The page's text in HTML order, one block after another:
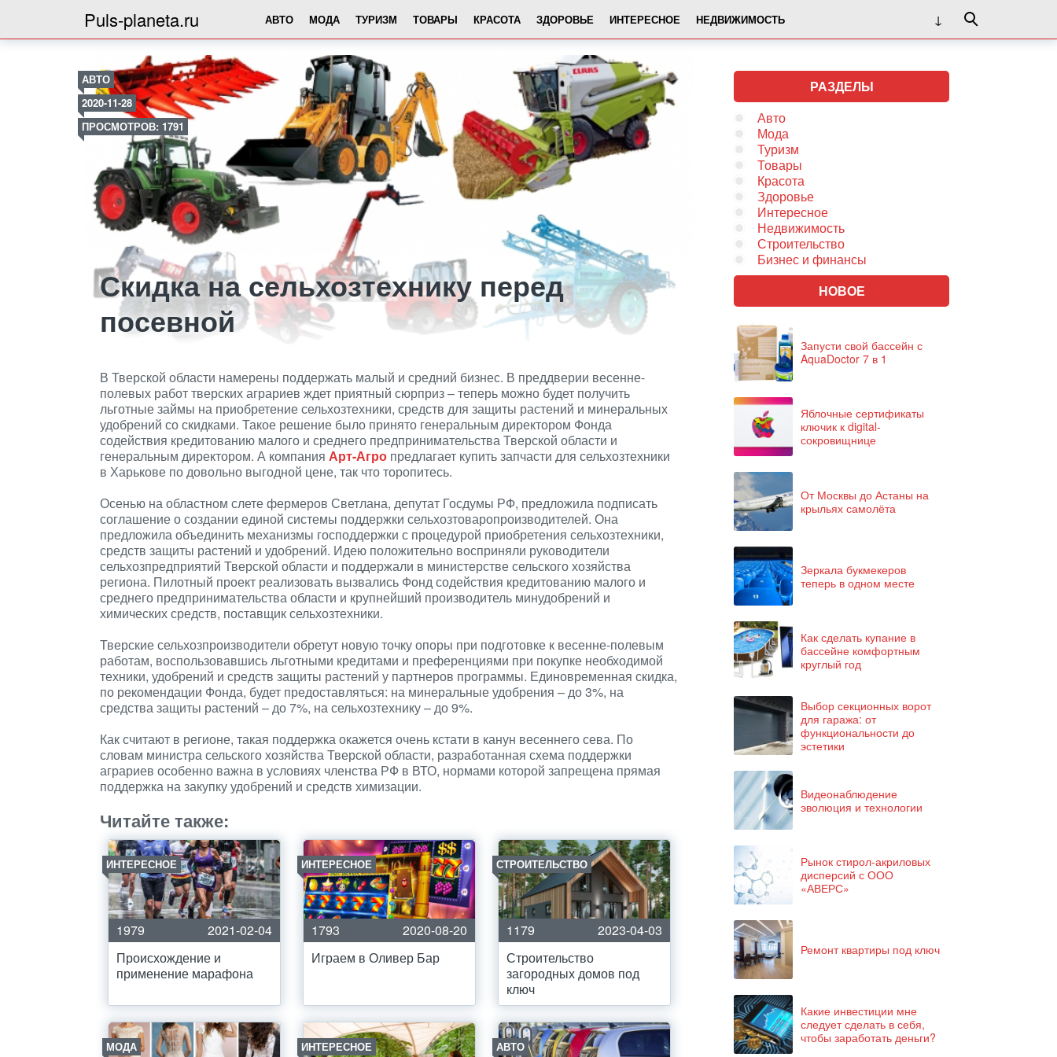
Puls-planeta.ru АВТО МОДА ТУРИЗМ ТОВАРЫ КРАСОТА ЗДОРОВЬЕ ИНТЕРЕСНОЕ НЕДВИЖИМОСТЬ
АВТО
2020-11-28
ПРОСМОТРОВ: 1791
Скидка на сельхозтехнику перед
посевной
В Тверской области намерены поддержать малый и средний бизнес. В преддверии весенне-
полевых работ тверских аграриев ждет приятный сюрприз – теперь можно будет получить
льготные займы на приобретение сельхозтехники, средств для защиты растений и минеральных
удобрений со скидками. Такое решение было принято генеральным директором Фонда
содействия кредитованию малого и среднего предпринимательства Тверской области и
генеральным директором. А компания Арт-Агро предлагает купить запчасти для сельхозтехники
в Харькове по довольно выгодной цене, так что торопитесь.
Осенью на областном слете фермеров Светлана, депутат Госдумы РФ, предложила подписать
соглашение о создании единой системы поддержки сельхозтоваропроизводителей. Она
предложила объединить механизмы господдержки с процедурой приобретения сельхозтехники,
средств защиты растений и удобрений. Идею положительно восприняли руководители
сельхозпредприятий Тверской области и поддержали в министерстве сельского хозяйства
региона. Пилотный проект реализовать вызвались Фонд содействия кредитованию малого и
среднего предпринимательства области и крупнейший производитель минудобрений и
химических средств, поставщик сельхозтехники.
Тверские сельхозпроизводители обретут новую точку опоры при подготовке к весенне-полевым
работам, воспользовавшись льготными кредитами и преференциями при покупке необходимой
техники, удобрений и средств защиты растений у партнеров программы. Единовременная скидка,
по рекомендации Фонда, будет предоставляться: на минеральные удобрения – до 3%, на
средства защиты растений – до 7%, на сельхозтехнику – до 9%.
Как считают в регионе, такая поддержка окажется очень кстати в канун весеннего сева. По
словам министра сельского хозяйства Тверской области, разработанная схема поддержки
аграриев особенно важна в условиях членства РФ в ВТО, нормами которой запрещена прямая
поддержка на закупку удобрений и средств химизации.
Читайте также:
ИНТЕРЕСНОЕ
1979
2021-02-04
Происхождение и
применение марафона
ИНТЕРЕСНОЕ
1793
2020-08-20
Играем в Оливер Бар
СТРОИТЕЛЬСТВО
1179
2023-04-03
Строительство
загородных домов под
ключ
МОДА ИНТЕРЕСНОЕ АВТО
РАЗДЕЛЫ
Авто
Мода
Туризм
Товары
Красота
Здоровье
Интересное
Недвижимость
Строительство
Бизнес и финансы
НОВОЕ
Запусти свой бассейн с
AquaDoctor 7 в 1
Яблочные сертификаты
ключик к digital-
сокровищнице
От Москвы до Астаны на
крыльях самолёта
Зеркала букмекеров
теперь в одном месте
Как сделать купание в
бассейне комфортным
круглый год
Выбор секционных ворот
для гаража: от
функциональности до
эстетики
Видеонаблюдение
эволюция и технологии
Рынок стирол-акриловых
дисперсий с ООО
«АВЕРС»
Ремонт квартиры под ключ
Какие инвестиции мне
следует сделать в себя,
чтобы заработать деньги?